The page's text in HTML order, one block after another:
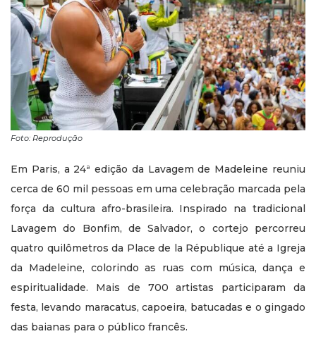
Foto: Reprodução
Em Paris, a 24ª edição da Lavagem de Madeleine reuniu
cerca de 60 mil pessoas em uma celebração marcada pela
força da cultura afro-brasileira. Inspirado na tradicional
Lavagem do Bonfim, de Salvador, o cortejo percorreu
quatro quilômetros da Place de la République até a Igreja
da Madeleine, colorindo as ruas com música, dança e
espiritualidade. Mais de 700 artistas participaram da
festa, levando maracatus, capoeira, batucadas e o gingado
das baianas para o público francês.